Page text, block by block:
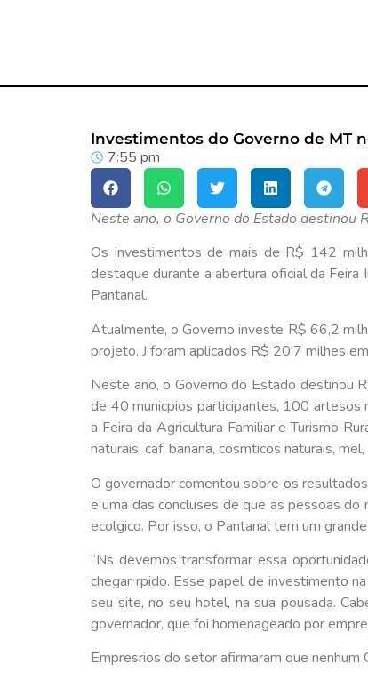
Investimentos do Governo de MT
7:55 pm
Neste ano, o Governo do Estado destinou
Os investimentos de mais de R$ 142
destaque durante a abertura oficial da
Pantanal.
Atualmente, o Governo investe R$ 66,2
projeto. J foram aplicados R$ 20,7 milhes
Neste ano, o Governo do Estado destinou
de 40 municpios participantes, 100 artesos
a Feira da Agricultura Familiar e Turismo
naturais, caf, banana, cosmticos naturais,
O governador comentou sobre os
e uma das concluses de que as pessoas
ecolgico. Por isso, o Pantanal tem um
“Ns devemos transformar essa
chegar rpido. Esse papel de investimento
seu site, no seu hotel, na sua pousada.
governador, que foi homenageado por
Empresrios do setor afirmaram que